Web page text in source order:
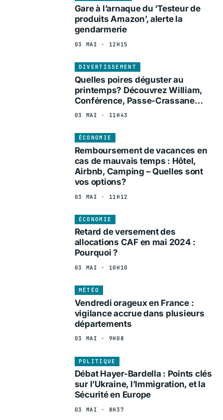
Gare à l’arnaque du ‘Testeur de
produits Amazon’, alerte la
gendarmerie
03 MAI · 12H15
DIVERTISSEMENT
Quelles poires déguster au
printemps? Découvrez William,
Conférence, Passe-Crassane…
03 MAI · 11H43
ÉCONOMIE
Remboursement de vacances en
cas de mauvais temps : Hôtel,
Airbnb, Camping – Quelles sont
vos options?
03 MAI · 11H12
ÉCONOMIE
Retard de versement des
allocations CAF en mai 2024 :
Pourquoi ?
03 MAI · 10H10
MÉTÉO
Vendredi orageux en France :
vigilance accrue dans plusieurs
départements
03 MAI · 9H08
POLITIQUE
Débat Hayer-Bardella : Points clés
sur l’Ukraine, l’Immigration, et la
Sécurité en Europe
03 MAI · 8H37